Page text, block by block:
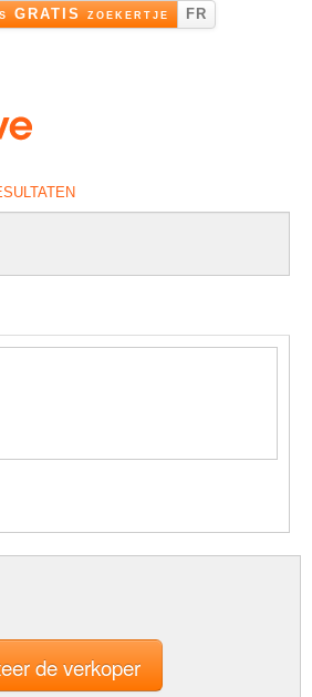
Overslaan
en naar
de inhoud
GRATIS zoekertje FR
de verkoper